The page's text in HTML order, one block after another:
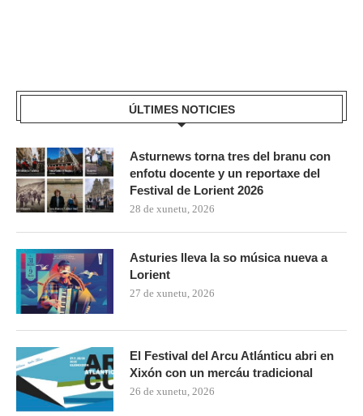
ÚLTIMES NOTICIES
Asturnews torna tres del branu con
enfotu docente y un reportaxe del
Festival de Lorient 2026
28 de xunetu, 2026
Asturies lleva la so música nueva a
Lorient
27 de xunetu, 2026
El Festival del Arcu Atlánticu abri en
Xixón con un mercáu tradicional
26 de xunetu, 2026